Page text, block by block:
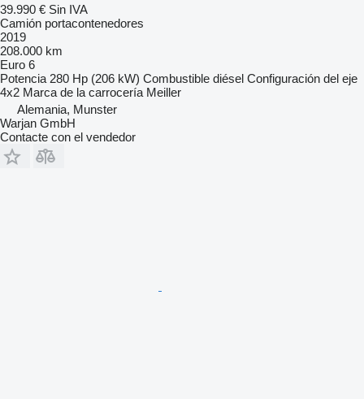
39.990 € Sin IVA
Camión portacontenedores
2019
208.000 km
Euro 6
Potencia 280 Hp (206 kW) Combustible diésel Configuración del eje
4x2 Marca de la carrocería Meiller
Alemania, Munster
Warjan GmbH
Contacte con el vendedor